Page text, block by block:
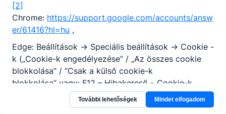
[2]
Chrome: https://support.google.com/accounts/answ
er/61416?hl=hu ,
Edge: Beállítások -> Speciális beállítások -> Cookie -
k („Cookie-k engedélyezése” / „Az összes cookie
blokkolása” / “Csak a külső cookie-k
blokkolása” vagy: F12 – Hibakereső – Cookie-k
https://support.microsoft.com/hu-
További lehetőségek Mindet elfogadom